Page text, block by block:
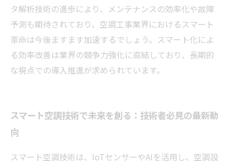
タ解析技術の進歩により、メンテナンスの効率化や故障
予測も期待されており、空調工事業界におけるスマート
革命は今後ますます加速するでしょう。スマート化によ
る効率改善は業界の競争力強化に直結しており、長期的
な視点での導入推進が求められています。
スマート空調技術で未来を創る：技術者必見の最新動
向
スマート空調技術は、IoTセンサーやAIを活用し、空調設